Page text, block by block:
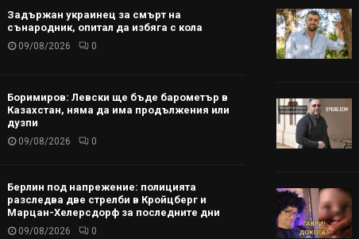
Задържан украинец за смърт на
сънародник, опитал да избяга с кола
09/08/2026 0
Боримиров: Левски ще бъде барометър в
Казахстан, няма да има продължения или
дузпи
09/08/2026 0
Берлин под напрежение: полицията
разследва две стрелби в Кройцберг и
Марцан-Хелерсдорф за последните дни
09/08/2026 0